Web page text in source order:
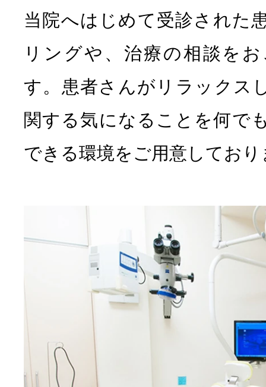
当院へはじめて受診された
リングや、治療の相談を
す。患者さんがリラックス
関する気になることを何で
できる環境をご用意しており